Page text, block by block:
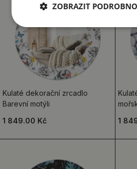
Kulaté dekorační zrcadlo
Barevní motýli
1 849.00 Kč
1
ZOBRAZIT